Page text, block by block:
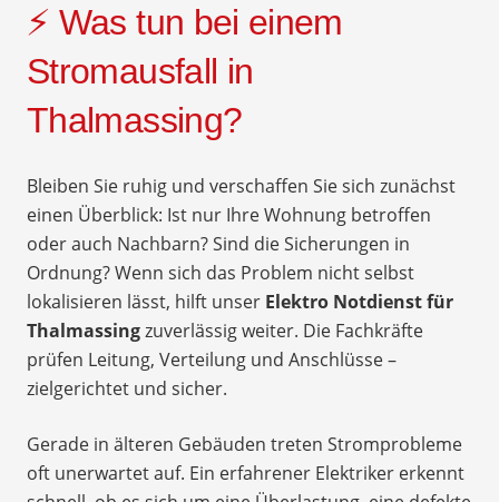
⚡ Was tun bei einem
Stromausfall in
Thalmassing?
Bleiben Sie ruhig und verschaffen Sie sich zunächst
einen Überblick: Ist nur Ihre Wohnung betroffen
oder auch Nachbarn? Sind die Sicherungen in
Ordnung? Wenn sich das Problem nicht selbst
lokalisieren lässt, hilft unser Elektro Notdienst für
Thalmassingzuverlässig weiter. Die Fachkräfte
prüfen Leitung, Verteilung und Anschlüsse –
zielgerichtet und sicher.
Gerade in älteren Gebäuden treten Stromprobleme
oft unerwartet auf. Ein erfahrener Elektriker erkennt